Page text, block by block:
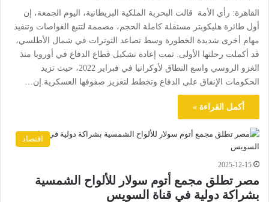
القاهرة: رأي الأمة قالت البحرية الملكية البريطانية، اليوم الجمعة، إن
أول طائرة هليكوبتر مستقلة كاملة الحجم، مصممة لتتبع الغواصات وتنفيذ
مهام أخرى شديدة الخطورة وسط تصاعد التوترات في شمال الأطلسي،
قد أكملت رحلتها الأولى. تمت إعادة تشكيل قطاع الدفاع في أوروبا منذ
الغزو الروسي واسع النطاق لأوكرانيا في فبراير 2022، حيث تزيد
الحكومات الإنفاق على الدفاع وتخطط لتعزيز صفوفها العسكرية.إن…
أكمل القراءة »
اقتصاد
2025-12-15
مصر تطلق مجمع أتوم سولار للألواح الشمسية
بشراكة دولية في قناة السويس